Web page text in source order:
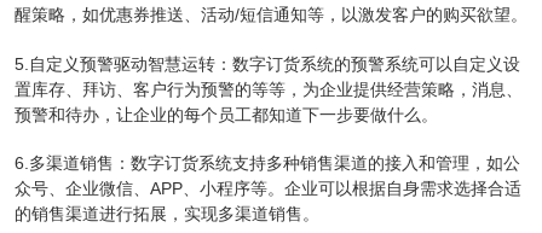
醒策略，如优惠券推送、活动/短信通知等，以激发客户的购买欲望。
5.自定义预警驱动智慧运转：数字订货系统的预警系统可以自定义设
置库存、拜访、客户行为预警的等等，为企业提供经营策略，消息、
预警和待办，让企业的每个员工都知道下一步要做什么。
6.多渠道销售：数字订货系统支持多种销售渠道的接入和管理，如公
众号、企业微信、APP、小程序等。企业可以根据自身需求选择合适
的销售渠道进行拓展，实现多渠道销售。